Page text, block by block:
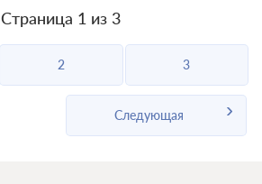
Страница 1 из 3
2 3
Следующая